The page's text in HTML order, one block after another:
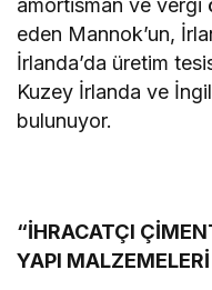
amortisman ve vergi
eden Mannok’un,
İrlanda’da üretim
Kuzey İrlanda ve
bulunuyor.
“İHRACATÇI
YAPI